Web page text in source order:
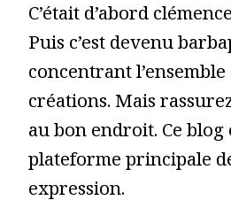
C’était d’abord
Puis c’est devenu
concentrant l’ensemble
créations. Mais
au bon endroit. Ce
plateforme principale
expression.